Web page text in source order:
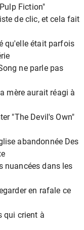
Fiction"
de clic, et cela fait
qu'elle était parfois
ne parle pas
mère aurait réagi à
"The Devil's Own"
abandonnée Des
nuancées dans les
en rafale ce
qui crient à